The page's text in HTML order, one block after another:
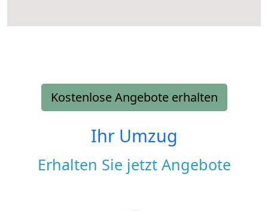
Kostenlose Angebote erhalten
Ihr Umzug
Erhalten Sie jetzt Angebote